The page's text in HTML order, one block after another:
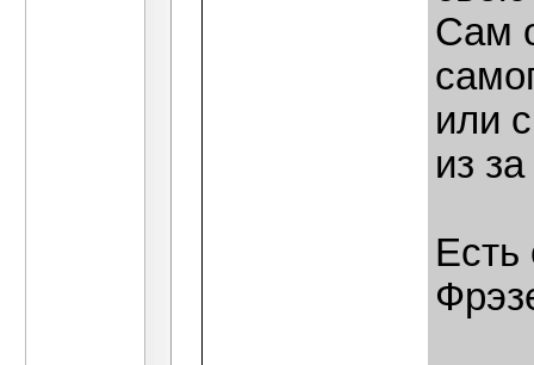
Сам
или
из
Есть